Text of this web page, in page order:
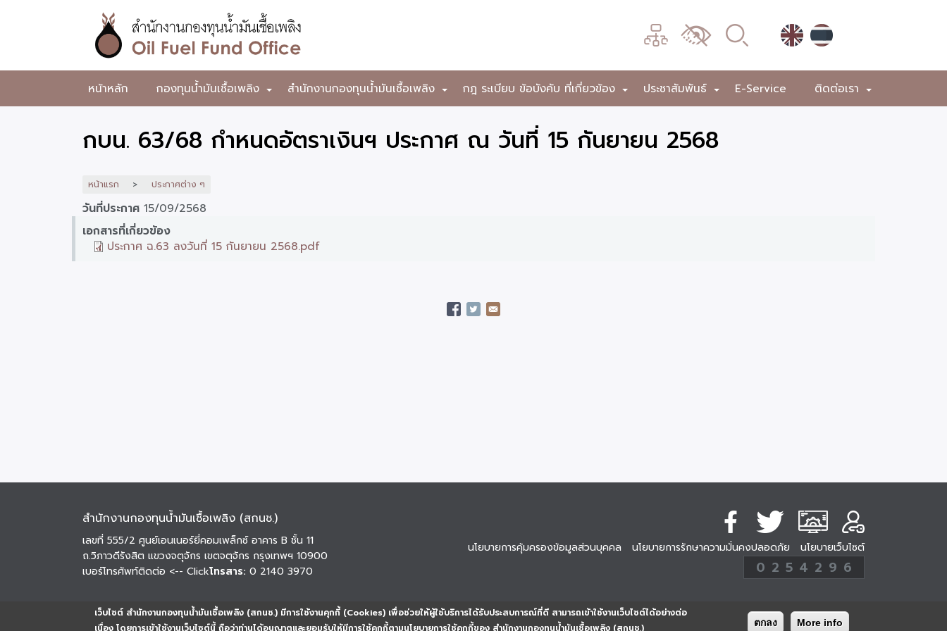
เว็บไซต์ สำนักงานกองทุนน้ำมันเชื้อเพลิง (สกนช.) มีการใช้งานคุกกี้ (Cookies) เพื่อช่วยให้ผู้ใช้บริการได้รับประสบการณ์ที่ดี สามารถเข้าใช้งานเว็บไซต์ได้อย่างต่อ
เนื่อง โดยการเข้าใช้งานเว็บไซต์นี้ ถือว่าท่านได้อนุญาตและยอมรับให้มีการใช้คุกกี้ตามนโยบายการใช้คุกกี้ของ สำนักงานกองทุนน้ำมันเชื้อเพลิง (สกนช.)
ตกลง More info
หลัก
สำนักงาน
กองทุน
น้ำมัน
เพลิง
เมนู
เปลี่ยน
ผล
หน้าหลัก +
กองทุนน้ำมันเชื้อเพลิง +
สำนักงานกองทุนน้ำมันเชื้อเพลิง +
กฎ ระเบียบ ข้อบังคับ ที่เกี่ยวข้อง +
ประชาสัมพันธ์ E-Service +
ติดต่อเรา
กบน. 63/68 กำหนดอัตราเงินฯ ประกาศ ณ วันที่ 15 กันยายน 2568
หน้าแรก ประกาศต่าง ๆ
วันที่ประกาศ 15/09/2568
เอกสารที่เกี่ยวข้อง
ประกาศ ฉ.63 ลงวันที่ 15 กันยายน 2568.pdf
สำนักงานกองทุนน้ำมันเชื้อเพลิง (สกนช.)
เลขที่ 555/2 ศูนย์เอนเนอร์ยี่คอมเพล็กซ์ อาคาร B ชั้น 11
ถ.วิภาวดีรังสิต แขวงจตุจักร เขตจตุจักร กรุงเทพฯ 10900
เบอร์โทรศัพท์ติดต่อ <-- Clickโทรสาร: 0 2140 3970
นโยบายการคุ้มครองข้อมูลส่วนบุคคล นโยบายการรักษาความมั่นคงปลอดภัย นโยบายเว็บไซต์
254296
ครั้ง
0 2 5 4 2 9 6